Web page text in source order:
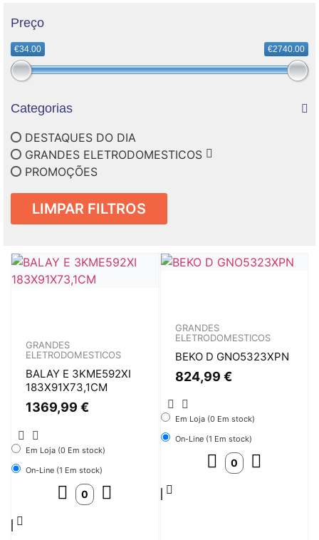
Preço
€34.00 €2740.00
Categorias
DESTAQUES DO DIA
GRANDES ELETRODOMESTICOS
PROMOÇÕES
LIMPAR FILTROS
GRANDES
ELETRODOMESTICOS
BALAY E 3KME592XI
183X91X73,1CM
1369,99 €
Em Loja (0 Em stock)
On-Line (1 Em stock)
GRANDES
ELETRODOMESTICOS
BEKO D GNO5323XPN
824,99 €
Em Loja (0 Em stock)
On-Line (1 Em stock)